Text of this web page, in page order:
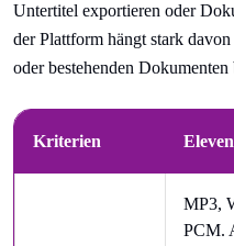
Untertitel exportieren oder
der Plattform hängt stark
oder bestehenden Dokumenten
Kriterien
MP3,
PCM.